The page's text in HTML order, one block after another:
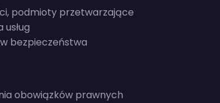
podmioty przetwarzające
bezpieczeństwa
obowiązków prawnych